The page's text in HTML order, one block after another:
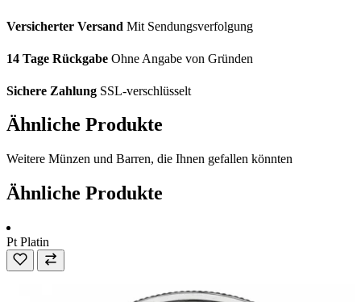
Versicherter Versand Mit Sendungsverfolgung
14 Tage Rückgabe Ohne Angabe von Gründen
Sichere Zahlung SSL-verschlüsselt
Ähnliche Produkte
Weitere Münzen und Barren, die Ihnen gefallen könnten
Ähnliche Produkte
Pt Platin